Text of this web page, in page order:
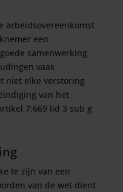
arbeidsovereenkomst
een
samenwerking
vaak
niet elke verstoring
van het
7:669 lid 3 sub g
te zijn van een
van de wet dient